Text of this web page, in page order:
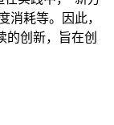
消耗等。因此，
的创新，旨在创